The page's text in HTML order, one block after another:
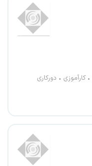
کارآموزی دورکاری